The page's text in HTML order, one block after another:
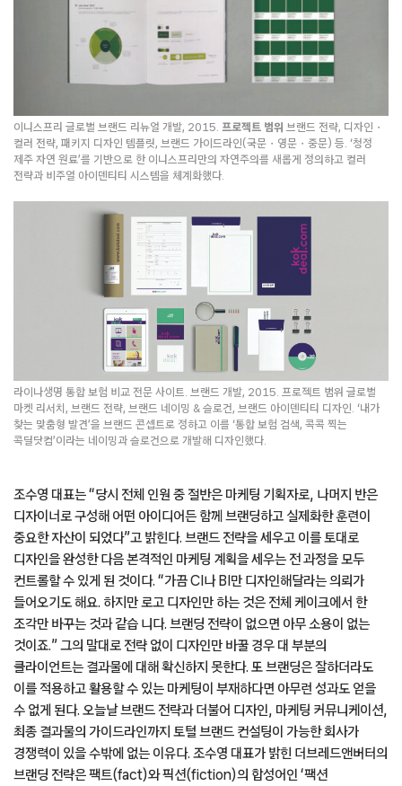
이니스프리 글로벌 브랜드 리뉴얼 개발, 2015. 프로젝트 범위
브랜드 전략, 디자인・
컬러 전략, 패키지 디자인 템플릿, 브랜드 가이드라인(국문・영문・중문) 등. ‘청정
제주 자연 원료’를 기반으로 한 이니스프리만의 자연주의를 새롭게 정의하고 컬러
전략과 비주얼 아이덴티티 시스템을 체계화했다.
라이나생명 통합 보험 비교 전문 사이트. 브랜드 개발, 2015. 프로젝트 범위 글로벌
마켓 리서치, 브랜드 전략, 브랜드 네이밍 & 슬로건, 브랜드 아이덴티티 디자인. ‘내가
찾는 맞춤형 발견’을 브랜드 콘셉트로 정하고 이를 ‘통합 보험 검색, 콕콕 찍는
콕딜닷컴’이라는 네이밍과 슬로건으로 개발해 디자인했다.
조수영 대표는 “당시 전체 인원 중 절반은 마케팅 기획자로, 나머지 반은
디자이너로 구성해 어떤 아이디어든 함께 브랜딩하고 실제화한 훈련이
중요한 자산이 되었다”고 밝힌다. 브랜드 전략을 세우고 이를 토대로
디자인을 완성한 다음 본격적인 마케팅 계획을 세우는 전 과정을 모두
컨트롤할 수 있게 된 것이다. “가끔 CI나 BI만 디자인해달라는 의뢰가
들어오기도 해요. 하지만 로고 디자인만 하는 것은 전체 케이크에서 한
조각만 바꾸는 것과 같습 니다. 브랜딩 전략이 없으면 아무 소용이 없는
것이죠.” 그의 말대로 전략 없이 디자인만 바꿀 경우 대 부분의
클라이언트는 결과물에 대해 확신하지 못한다. 또 브랜딩은 잘하더라도
이를 적용하고 활용할 수 있는 마케팅이 부재하다면 아무런 성과도 얻을
수 없게 된다. 오늘날 브랜드 전략과 더불어 디자인, 마케팅 커뮤니케이션,
최종 결과물의 가이드라인까지 토털 브랜드 컨설팅이 가능한 회사가
경쟁력이 있을 수밖에 없는 이유다. 조수영 대표가 밝힌 더브레드앤버터의
브랜딩 전략은 팩트(fact)와 픽션(fiction)의 합성어인 ‘팩션